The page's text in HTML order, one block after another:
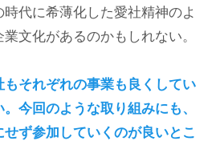
代に希薄化した愛社精神のよ
文化があるのかもしれない。
もそれぞれの事業も良くしてい
今回のような取り組みにも、
ず参加していくのが良いとこ